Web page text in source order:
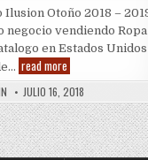
Ilusion Otoño 2018 –
negocio vendiendo Ropa
en Estados Unidos
read moreIlusion
Otoño
2018
–
2019
|
Catalogo
Nuevo
JULIO 16, 2018